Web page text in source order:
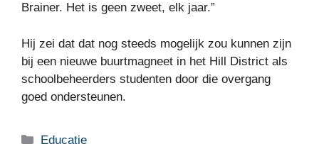
Brainer. Het is geen zweet, elk jaar.”
Hij zei dat dat nog steeds mogelijk zou kunnen zijn
bij een nieuwe buurtmagneet in het Hill District als
schoolbeheerders studenten door die overgang
goed ondersteunen.
Categorieën
Educatie